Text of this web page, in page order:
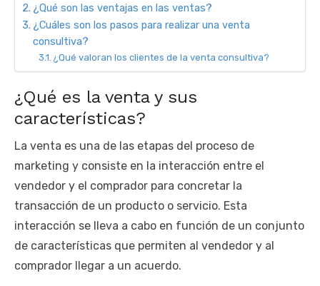
¿Qué son las ventajas en las ventas?
¿Cuáles son los pasos para realizar una venta
consultiva?
¿Qué valoran los clientes de la venta consultiva?
¿Qué es la venta y sus
características?
La venta es una de las etapas del proceso de
marketing y consiste en la interacción entre el
vendedor y el comprador para concretar la
transacción de un producto o servicio. Esta
interacción se lleva a cabo en función de un conjunto
de características que permiten al vendedor y al
comprador llegar a un acuerdo.